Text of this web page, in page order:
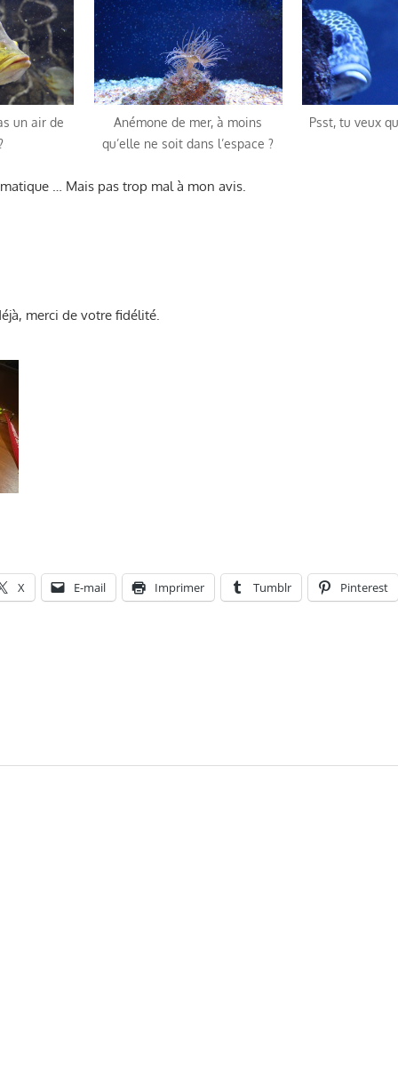
un air de
Anémone de mer, à moins
qu’elle ne soit dans l’espace ?
Psst, tu veux
… Mais pas trop mal à mon avis.
merci de votre fidélité.
X E-mail Imprimer Tumblr Pinterest